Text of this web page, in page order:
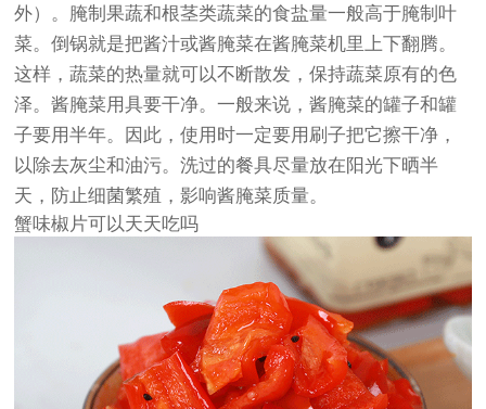
外）。腌制果蔬和根茎类蔬菜的食盐量一般高于腌制叶
菜。倒锅就是把酱汁或酱腌菜在酱腌菜机里上下翻腾。
这样，蔬菜的热量就可以不断散发，保持蔬菜原有的色
泽。酱腌菜用具要干净。一般来说，酱腌菜的罐子和罐
子要用半年。因此，使用时一定要用刷子把它擦干净，
以除去灰尘和油污。洗过的餐具尽量放在阳光下晒半
天，防止细菌繁殖，影响酱腌菜质量。
蟹味椒片可以天天吃吗